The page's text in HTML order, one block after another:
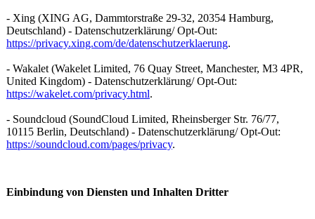
- Xing (XING AG, Dammtorstraße 29-32, 20354 Hamburg,
Deutschland) - Datenschutzerklärung/ Opt-Out:
https://privacy.xing.com/de/datenschutzerklaerung.
- Wakalet (Wakelet Limited, 76 Quay Street, Manchester, M3 4PR,
United Kingdom) - Datenschutzerklärung/ Opt-Out:
https://wakelet.com/privacy.html.
- Soundcloud (SoundCloud Limited, Rheinsberger Str. 76/77,
10115 Berlin, Deutschland) - Datenschutzerklärung/ Opt-Out:
https://soundcloud.com/pages/privacy.
Einbindung von Diensten und Inhalten Dritter